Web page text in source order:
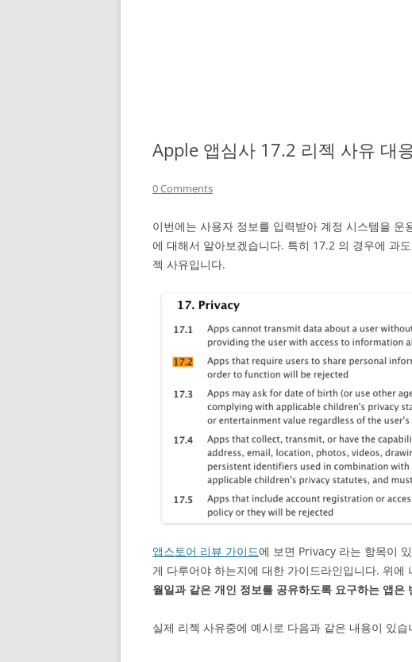
Apple 앱심사 17.2 리젝 사유 대
0 Comments
이번에는 사용자 정보를 입력받아 계정 시스템을
에 대해서 알아보겠습니다. 특히 17.2 의 경우에 과
젝 사유입니다.
앱스토어 리뷰 가이드에 보면 Privacy 라는 항목이
게 다루어야 하는지에 대한 가이드라인입니다. 위에
월일과 같은 개인 정보를 공유하도록 요구하는 앱은
실제 리젝 사유중에 예시로 다음과 같은 내용이 있습